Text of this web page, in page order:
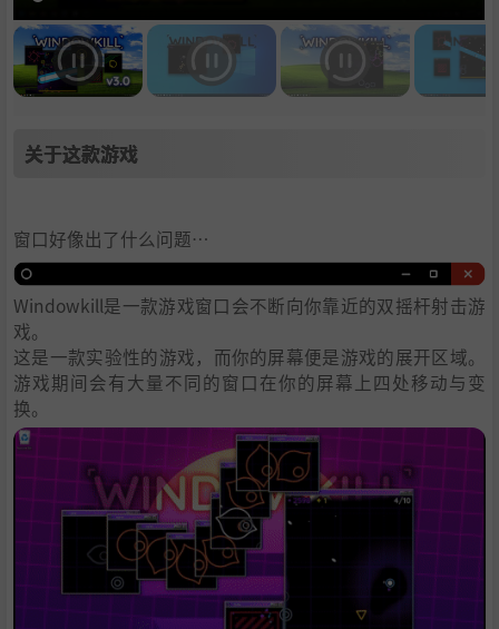
关于这款游戏
窗口好像出了什么问题…
Windowkill是一款游戏窗口会不断向你靠近的双摇杆射击游
戏。
这是一款实验性的游戏，而你的屏幕便是游戏的展开区域。
游戏期间会有大量不同的窗口在你的屏幕上四处移动与变
换。